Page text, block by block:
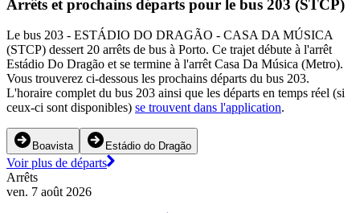
Arrêts et prochains départs pour le bus 203 (STCP)
Le bus 203 - ESTÁDIO DO DRAGÃO - CASA DA MÚSICA
(STCP) dessert 20 arrêts de bus à Porto. Ce trajet débute à l'arrêt
Estádio Do Dragão et se termine à l'arrêt Casa Da Música (Metro).
Vous trouverez ci-dessous les prochains départs du bus 203.
L'horaire complet du bus 203 ainsi que les départs en temps réel (si
ceux-ci sont disponibles) se trouvent dans l'application.
Boavista Estádio do Dragão
Voir plus de départs
Arrêts
ven. 7 août 2026